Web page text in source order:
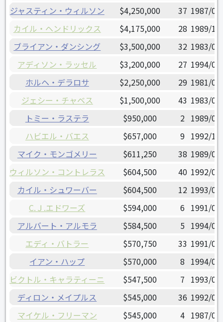
ジャスティン・ウィルソン
$4,250,000 37 1987/
カイル・ヘンドリックス
$4,175,000 28 1989/
ブライアン・ダンシング
$3,500,000 32 1983/
アディソン・ラッセル
$3,200,000 27 1994/
ホルヘ・デラロサ
$2,250,000 29 1981/
ジェシー・チャベス
$1,500,000 43 1983/
トミー・ラステラ
$950,000 2 1989/
ハビエル・バエス
$657,000 9 1992/
マイク・モンゴメリー
$611,250 38 1989/
ウィルソン・コントレラス
$604,500 40 1992/
カイル・シュワーバー
$604,500 12 1993/
C.Ｊ.エドワーズ
$594,000 6 1991/
アルバート・アルモラ
$584,500 5 1994/
エディ・バトラー
$570,750 33 1991/
イアン・ハップ
$570,000 8 1994/
ビクトル・キャラティーニ
$547,500 7 1993/
ディロン・メイプルス
$545,000 36 1992/
マイケル・フリーマン
$545,000 4 1987/